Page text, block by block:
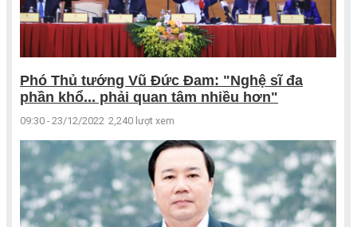
Phó Thủ tướng Vũ Đức Đam: "Nghệ sĩ đa
phần khổ... phải quan tâm nhiều hơn"
09:30 - 23/12/2022 2,240 lượt xem